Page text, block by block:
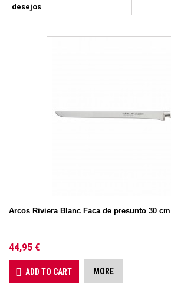
desejos
Arcos Riviera Blanc Faca de presunto 30 cm
44,95 €
ADD TO CART MORE